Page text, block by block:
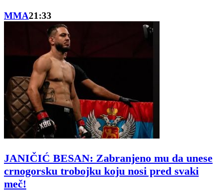
MMA21:33
JANIČIĆ BESAN: Zabranjeno mu da unese
crnogorsku trobojku koju nosi pred svaki
meč!